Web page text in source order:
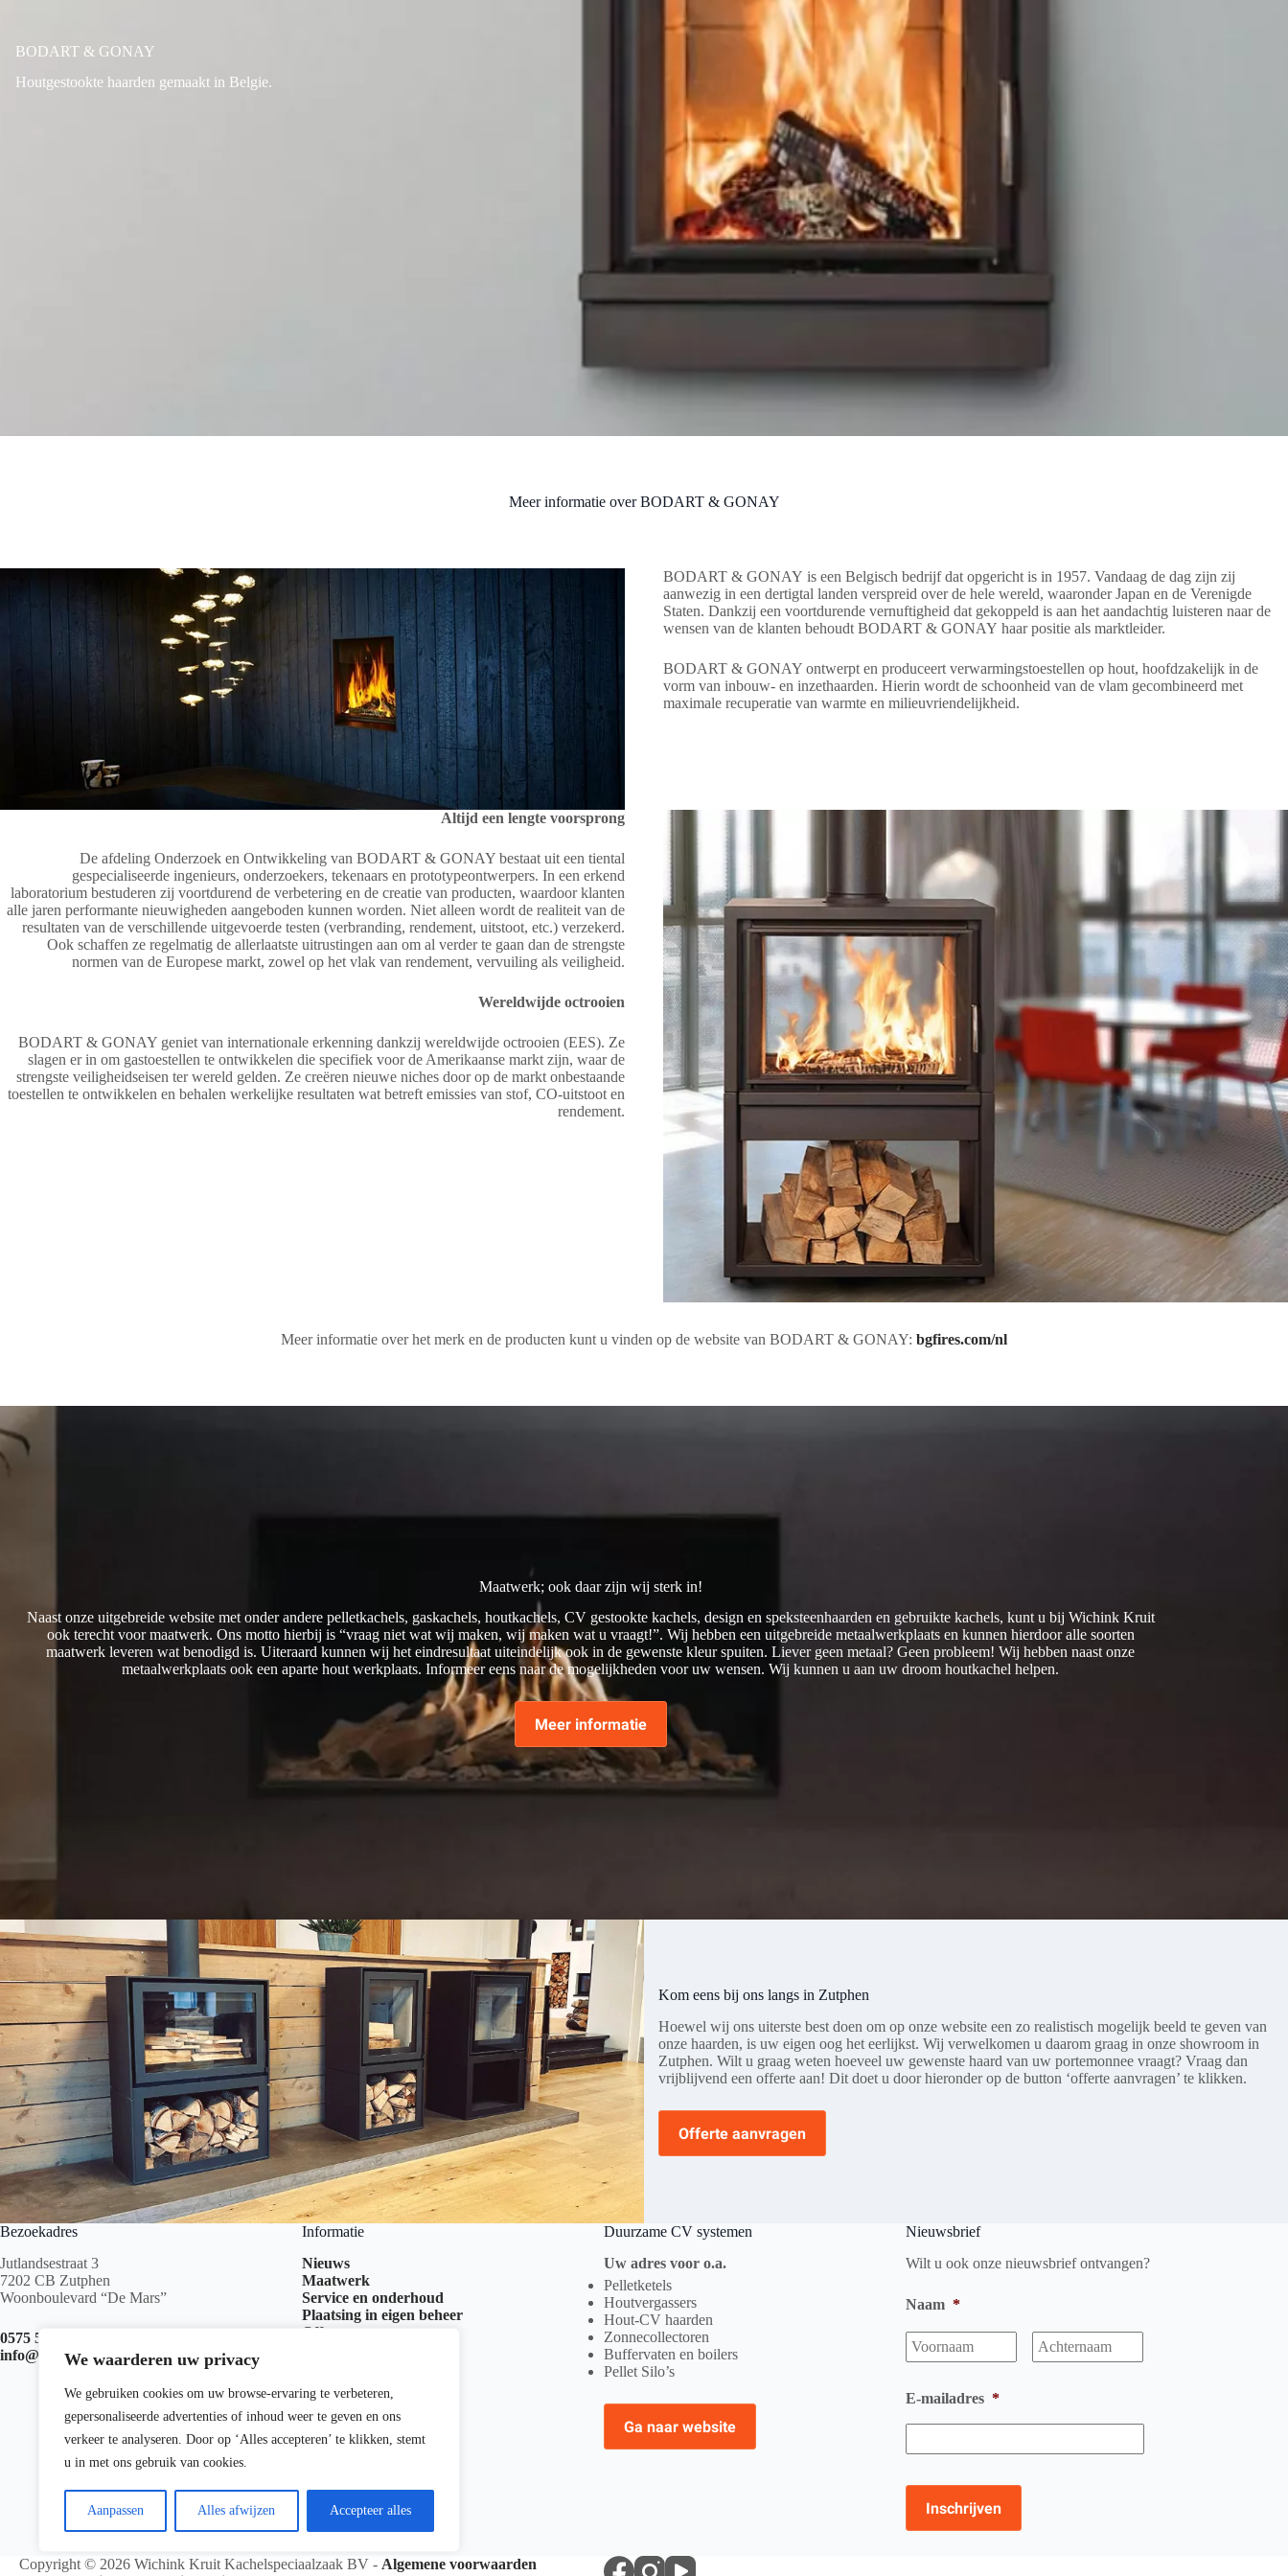
We waarderen uw privacy
We gebruiken cookies om uw browse-ervaring te verbeteren,
gepersonaliseerde advertenties of inhoud weer te geven en ons
verkeer te analyseren. Door op ‘Alles accepteren’ te klikken, stemt
u in met ons gebruik van cookies.
Aanpassen Alles afwijzen Accepteer alles
BODART & GONAY
Houtgestookte haarden gemaakt in Belgie.
Meer informatie over BODART & GONAY
BODART & GONAY is een Belgisch bedrijf dat opgericht is in 1957. Vandaag de dag zijn zij
aanwezig in een dertigtal landen verspreid over de hele wereld, waaronder Japan en de Verenigde
Staten. Dankzij een voortdurende vernuftigheid dat gekoppeld is aan het aandachtig luisteren naar de
wensen van de klanten behoudt BODART & GONAY haar positie als marktleider.
BODART & GONAY ontwerpt en produceert verwarmingstoestellen op hout, hoofdzakelijk in de
vorm van inbouw- en inzethaarden. Hierin wordt de schoonheid van de vlam gecombineerd met
maximale recuperatie van warmte en milieuvriendelijkheid.
Altijd een lengte voorsprong
De afdeling Onderzoek en Ontwikkeling van BODART & GONAY bestaat uit een tiental
gespecialiseerde ingenieurs, onderzoekers, tekenaars en prototypeontwerpers. In een erkend
laboratorium bestuderen zij voortdurend de verbetering en de creatie van producten, waardoor klanten
alle jaren performante nieuwigheden aangeboden kunnen worden. Niet alleen wordt de realiteit van de
resultaten van de verschillende uitgevoerde testen (verbranding, rendement, uitstoot, etc.) verzekerd.
Ook schaffen ze regelmatig de allerlaatste uitrustingen aan om al verder te gaan dan de strengste
normen van de Europese markt, zowel op het vlak van rendement, vervuiling als veiligheid.
Wereldwijde octrooien
BODART & GONAY geniet van internationale erkenning dankzij wereldwijde octrooien (EES). Ze
slagen er in om gastoestellen te ontwikkelen die specifiek voor de Amerikaanse markt zijn, waar de
strengste veiligheidseisen ter wereld gelden. Ze creëren nieuwe niches door op de markt onbestaande
toestellen te ontwikkelen en behalen werkelijke resultaten wat betreft emissies van stof, CO-uitstoot en
rendement.
Meer informatie over het merk en de producten kunt u vinden op de website van BODART & GONAY: bgfires.com/nl
Maatwerk; ook daar zijn wij sterk in!
Naast onze uitgebreide website met onder andere pelletkachels, gaskachels, houtkachels, CV gestookte kachels, design en speksteenhaarden en gebruikte kachels, kunt u bij Wichink Kruit
ook terecht voor maatwerk. Ons motto hierbij is “vraag niet wat wij maken, wij maken wat u vraagt!”. Wij hebben een uitgebreide metaalwerkplaats en kunnen hierdoor alle soorten
maatwerk leveren wat benodigd is. Uiteraard kunnen wij het eindresultaat uiteindelijk ook in de gewenste kleur spuiten. Liever geen metaal? Geen probleem! Wij hebben naast onze
metaalwerkplaats ook een aparte hout werkplaats. Informeer eens naar de mogelijkheden voor uw wensen. Wij kunnen u aan uw droom houtkachel helpen.
Meer informatie
Kom eens bij ons langs in Zutphen
Hoewel wij ons uiterste best doen om op onze website een zo realistisch mogelijk beeld te geven van
onze haarden, is uw eigen oog het eerlijkst. Wij verwelkomen u daarom graag in onze showroom in
Zutphen. Wilt u graag weten hoeveel uw gewenste haard van uw portemonnee vraagt? Vraag dan
vrijblijvend een offerte aan! Dit doet u door hieronder op de button ‘offerte aanvragen’ te klikken.
Offerte aanvragen
Bezoekadres
Jutlandsestraat 3
7202 CB Zutphen
Woonboulevard “De Mars”
0575 517 999
info@kachelswk.nl
Informatie
Nieuws
Maatwerk
Service en onderhoud
Plaatsing in eigen beheer
Offerte aanvragen
Duurzame CV systemen
Uw adres voor o.a.
Pelletketels
Houtvergassers
Hout-CV haarden
Zonnecollectoren
Buffervaten en boilers
Pellet Silo’s
Ga naar website
Nieuwsbrief
Wilt u ook onze nieuwsbrief ontvangen?
Naam *
Voornaam
E-mailadres *
Copyright © 2026 Wichink Kruit Kachelspeciaalzaak BV - Algemene voorwaarden